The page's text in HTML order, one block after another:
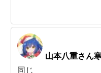
山本八重さん
同じ